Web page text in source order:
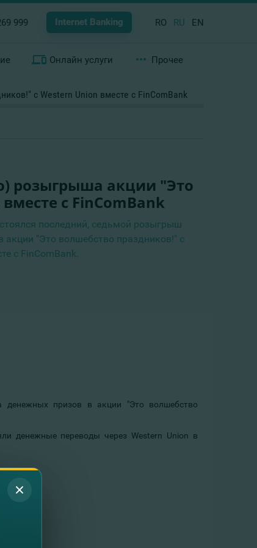
999 Internet Banking RO RU EN
Онлайн услуги Прочее
с Western Union вместе с FinComBank
розыгрыша акции "Это
с FinComBank
последний, седьмой розыгрыш
акции "Это волшебство праздников!" с
с FinComBank.
денежных призов в акции "Это волшебство
денежные переводы через Western Union в